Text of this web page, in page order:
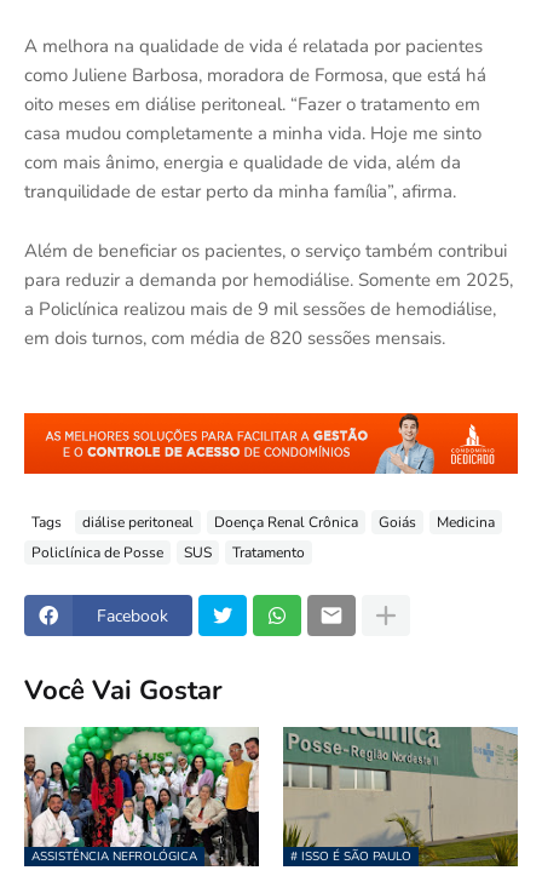
A melhora na qualidade de vida é relatada por pacientes
como Juliene Barbosa, moradora de Formosa, que está há
oito meses em diálise peritoneal. “Fazer o tratamento em
casa mudou completamente a minha vida. Hoje me sinto
com mais ânimo, energia e qualidade de vida, além da
tranquilidade de estar perto da minha família”, afirma.
Além de beneficiar os pacientes, o serviço também contribui
para reduzir a demanda por hemodiálise. Somente em 2025,
a Policlínica realizou mais de 9 mil sessões de hemodiálise,
em dois turnos, com média de 820 sessões mensais.
Tags diálise peritoneal Doença Renal Crônica Goiás
Medicina
Policlínica de Posse
SUS Tratamento
Facebook
Você Vai Gostar
ASSISTÊNCIA NEFROLÓGICA # ISSO É SÃO PAULO